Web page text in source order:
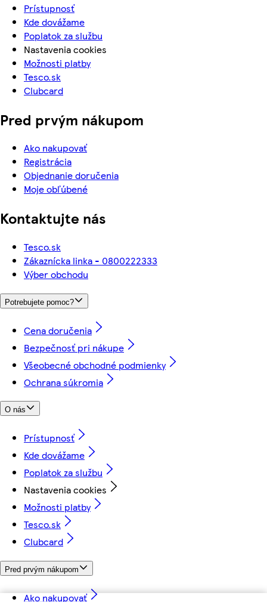
Prístupnosť
Kde dovážame
Poplatok za službu
Nastavenia cookies
Možnosti platby
Tesco.sk
Clubcard
Pred prvým nákupom
Ako nakupovať
Registrácia
Objednanie doručenia
Moje obľúbené
Kontaktujte nás
Tesco.sk
Zákaznícka linka - 0800222333
Výber obchodu
Potrebujete pomoc?
Cena doručenia
Bezpečnosť pri nákupe
Všeobecné obchodné podmienky
Ochrana súkromia
O nás
Prístupnosť
Kde dovážame
Poplatok za službu
Nastavenia cookies
Možnosti platby
Tesco.sk
Clubcard
Pred prvým nákupom
Ako nakupovať